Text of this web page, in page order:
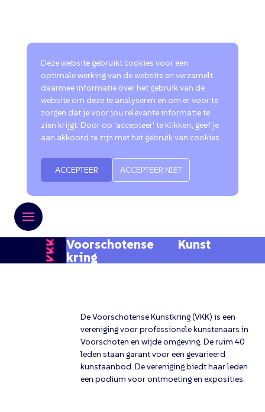
Deze website gebruikt cookies voor een
optimale werking van de website en verzamelt
daarmee informatie over het gebruik van de
website om deze te analyseren en om er voor te
zorgen dat je voor jou relevante informatie te
zien krijgt. Door op 'accepteer' te klikken, geef je
aan akkoord te zijn met het gebruik van cookies .
ACCEPTEER ACCEPTEER NIET
Voorschotense Kunst
kring
De Voorschotense Kunstkring (VKK) is een
vereniging voor professionele kunstenaars in
Voorschoten en wijde omgeving. De ruim 40
leden staan garant voor een gevarieerd
kunstaanbod. De vereniging biedt haar leden
een podium voor ontmoeting en exposities.